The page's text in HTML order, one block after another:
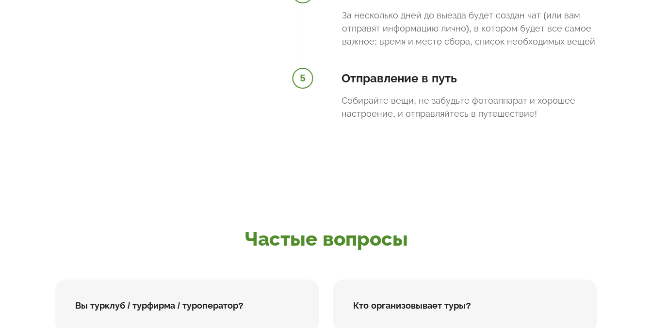
За несколько дней до выезда будет создан чат (или вам
отправят информацию лично), в котором будет все самое
важное: время и место сбора, список необходимых вещей
5 Отправление в путь
Собирайте вещи, не забудьте фотоаппарат и хорошее
настроение, и отправляйтесь в путешествие!
Частые вопросы
Вы турклуб / турфирма / туроператор? Кто организовывает туры?